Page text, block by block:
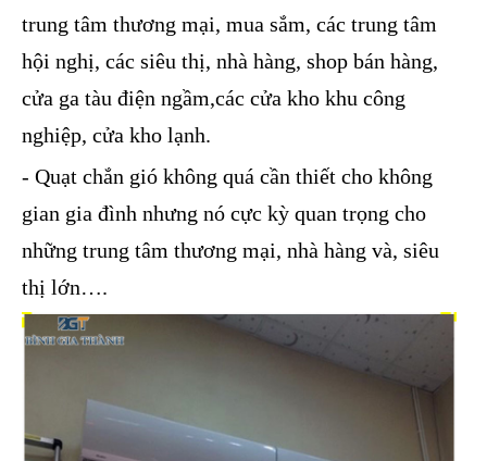
trung tâm thương mại, mua sắm, các trung tâm
hội nghị, các siêu thị, nhà hàng, shop bán hàng,
cửa ga tàu điện ngầm,các cửa kho khu công
nghiệp, cửa kho lạnh.
- Quạt chắn gió không quá cần thiết cho không
gian gia đình nhưng nó cực kỳ quan trọng cho
những trung tâm thương mại, nhà hàng và, siêu
thị lớn….